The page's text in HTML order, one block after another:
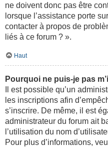
ne doivent donc pas être
lorsque l’assistance porte
contacter à propos de
liés à ce forum ? ».
Haut
Pourquoi ne puis-je pas
Il est possible qu’un
les inscriptions afin
s’inscrire. De même, il est
administrateur du forum ait
l’utilisation du nom
Pour plus d’informations,